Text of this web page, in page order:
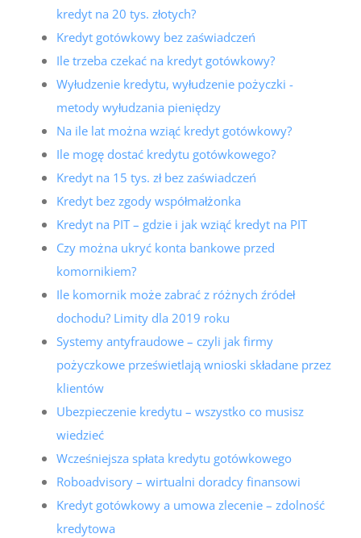
kredyt na 20 tys. złotych?
Kredyt gotówkowy bez zaświadczeń
Ile trzeba czekać na kredyt gotówkowy?
Wyłudzenie kredytu, wyłudzenie pożyczki -
metody wyłudzania pieniędzy
Na ile lat można wziąć kredyt gotówkowy?
Ile mogę dostać kredytu gotówkowego?
Kredyt na 15 tys. zł bez zaświadczeń
Kredyt bez zgody współmałżonka
Kredyt na PIT – gdzie i jak wziąć kredyt na PIT
Czy można ukryć konta bankowe przed
komornikiem?
Ile komornik może zabrać z różnych źródeł
dochodu? Limity dla 2019 roku
Systemy antyfraudowe – czyli jak firmy
pożyczkowe prześwietlają wnioski składane przez
klientów
Ubezpieczenie kredytu – wszystko co musisz
wiedzieć
Wcześniejsza spłata kredytu gotówkowego
Roboadvisory – wirtualni doradcy finansowi
Kredyt gotówkowy a umowa zlecenie – zdolność
kredytowa